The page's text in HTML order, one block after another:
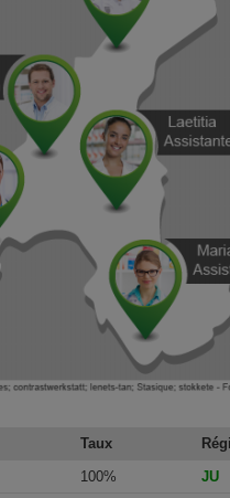
Taux
100%
JU